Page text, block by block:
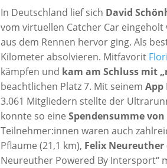
In Deutschland lief sich David
vom virtuellen Catcher Car
aus dem Rennen hervor ging. Als
Kilometer absolvieren. Mitfavorit
kämpfen und kam am Schluss mit
beachtlichen Platz 7. Mit seinemApp
3.061 Mitgliedern stellte der
konnte so eineSpendensumme von
Teilnehmer:innen waren auch
Pflaume (21,1 km), Felix Neureuther
Neureuther Powered By Intersport“